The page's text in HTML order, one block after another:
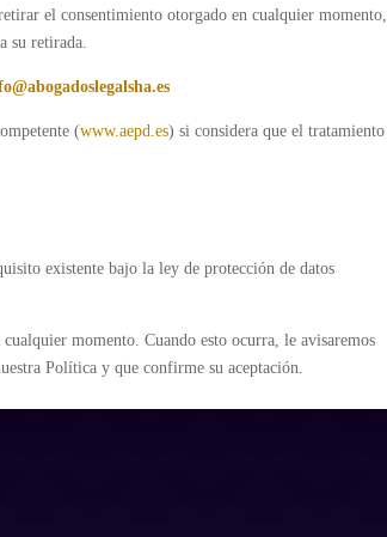
el consentimiento otorgado en cualquier momento,
su retirada.
(www.aepd.es) si considera que el tratamiento
existente bajo la ley de protección de datos
momento. Cuando esto ocurra, le avisaremos
Política y que confirme su aceptación.